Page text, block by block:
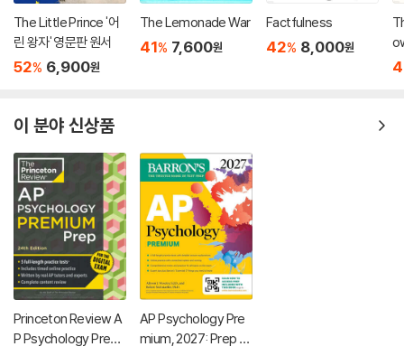
The Little Prince '어
린 왕자' 영문판 원서
52% 6,900원
The Lemonade War
41% 7,600원
Factfulness
42% 8,000원
이 분야 신상품
Princeton Review A
P Psychology Premi
AP Psychology Pre
mium, 2027: Prep B